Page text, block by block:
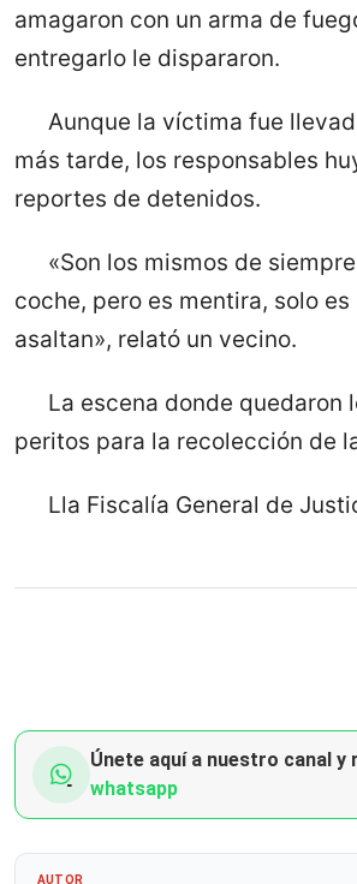
amagaron con un arma de
entregarlo le dispararon.
Aunque la víctima fue
más tarde, los responsables
reportes de detenidos.
«Son los mismos de
coche, pero es mentira, solo
asaltan», relató un vecino.
La escena donde quedaron
peritos para la recolección de
Lla Fiscalía General de
Únete aquí a nuestro canal y
whatsapp
AUTOR